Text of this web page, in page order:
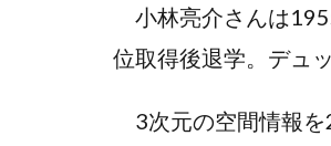
小林亮介さんは
位取得後退学。デュ
3次元の空間情報を